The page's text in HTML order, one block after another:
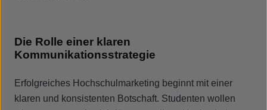
Die Rolle einer klaren
Kommunikationsstrategie
Erfolgreiches Hochschulmarketing beginnt mit einer
klaren und konsistenten Botschaft. Studenten wollen